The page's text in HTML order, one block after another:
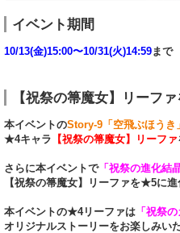
イベント期間
10/13(金)15:00〜10/31(火)14:59 まで
【祝祭の箒魔女】リーフ
本イベントのStory-9「空飛ぶほうき」
★4キャラ 【祝祭の箒魔女】リーファ
さらに本イベントで「祝祭の進化結晶
【祝祭の箒魔女】リーファを★5に進
本イベントの★4リーファは 「祝祭の
オリジナルストーリーをお楽しみい